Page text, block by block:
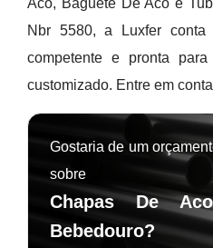
Aco, Baguete De Aco e
Nbr 5580, a Luxfer conta
competente e pronta
customizado. Entre em
Gostaria de um
sobre
Chapas De
Bebedouro?